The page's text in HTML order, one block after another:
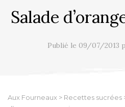
Salade
Publié le 09/07/2013
Aux Fourneaux > Recettes sucrées